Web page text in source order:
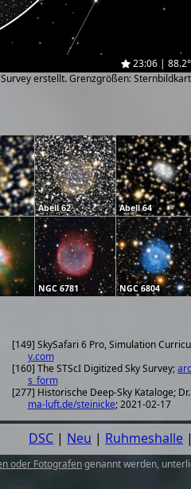
23:06 | 88.2°
erstellt. Grenzgrößen:
Abell 62 Abell 64
NGC 6781 NGC 6804
[149] SkySafari 6 Pro, Simulation
y.com
[160] The STScI Digitized Sky Survey;
s_form
[277] Historische Deep-Sky Kataloge;
ma-luft.de/steinicke; 2021-02-17
DSC | Neu | Ruhmeshalle |
oder Fotografengenannt werden,